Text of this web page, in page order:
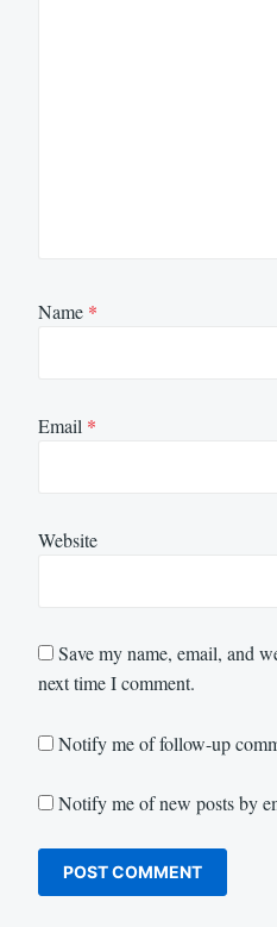
Name *
Email *
Website
Save my name, email, and
next time I comment.
Notify me of follow-up
Notify me of new posts by